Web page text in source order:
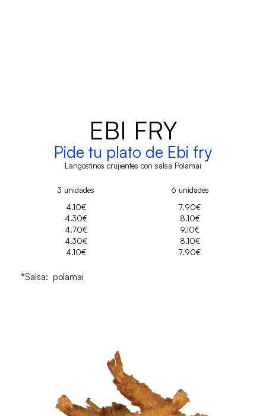
EBI FRY
Pide tu plato de Ebi fry
Langostinos crujientes con salsa Polamai
3 unidades
4.10€
4.30€
4.70€
4.30€
4.10€
6 unidades
7.90€
8.10€
9.10€
8.10€
7.90€
*Salsa: polamai